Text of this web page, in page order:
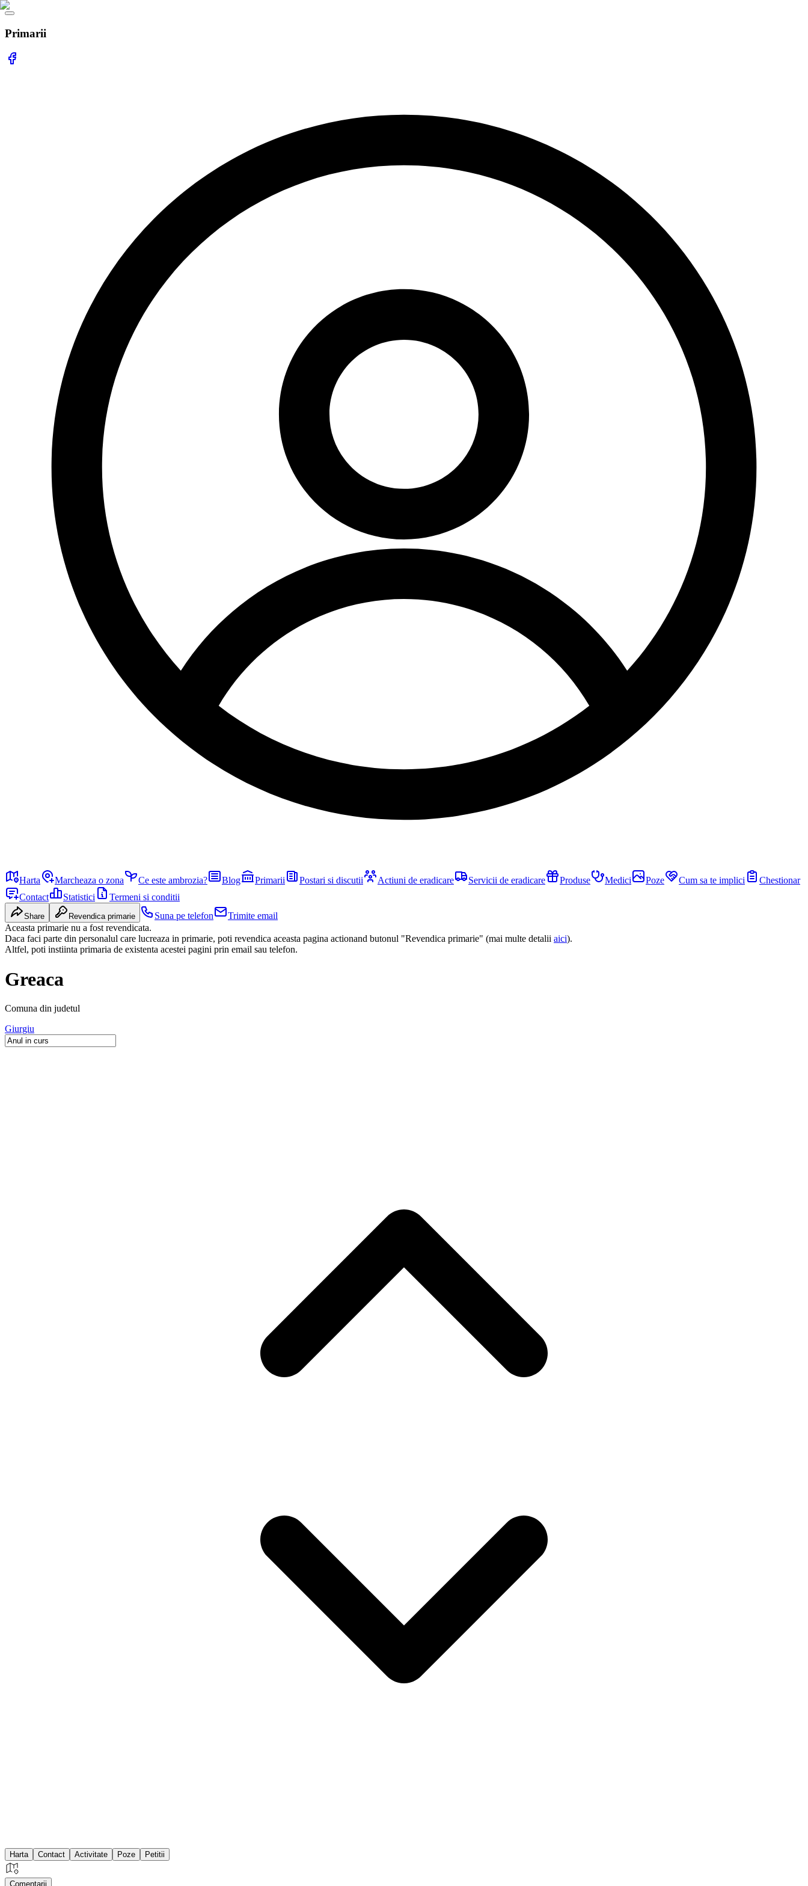
Primarii
Harta Marcheaza o zona Ce este ambrozia? Blog Primarii Postari si discutii Actiuni de eradicare Servicii de eradicare Produse Medici Poze Cum sa te implici
Chestionar
Contact
Statistici Termeni si conditii
Share Revendica primarie Suna pe telefon
Trimite email
Aceasta primarie nu a fost revendicata.
Daca faci parte din personalul care lucreaza in primarie, poti revendica aceasta pagina actionand butonul "Revendica primarie" (mai multe detalii aici).
Altfel, poti instiinta primaria de existenta acestei pagini prin email sau telefon.
Greaca
Comuna din judetul
Giurgiu
Harta Contact Activitate Poze Petitii
Comentarii